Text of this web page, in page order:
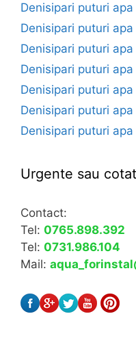
Denisipari puturi apa
Denisipari puturi apa
Denisipari puturi apa
Denisipari puturi
Denisipari puturi apa
Denisipari puturi apa
Denisipari puturi apa
Urgente sau
Contact:
Tel: 0765.898.392
Tel: 0731.986.104
Mail: